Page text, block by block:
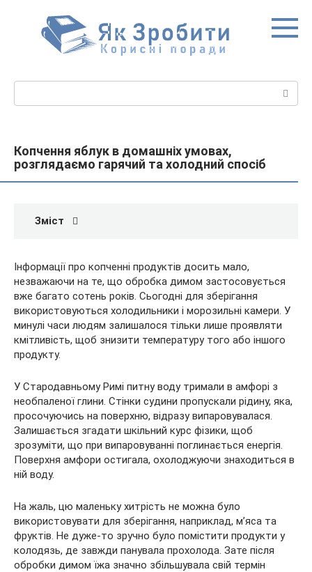
Копчення яблук в домашніх умовах,
розглядаємо гарячий та холодний спосіб
Зміст
Інформації про копченні продуктів досить мало,
незважаючи на те, що обробка димом застосовується
вже багато сотень років. Сьогодні для зберігання
використовуються холодильники і морозильні камери. У
минулі часи людям залишалося тільки лише проявляти
кмітливість, щоб знизити температуру того або іншого
продукту.
У Стародавньому Римі питну воду тримали в амфорі з
необпаленої глини. Стінки судини пропускали рідину, яка,
просочуючись на поверхню, відразу випаровувалася.
Залишається згадати шкільний курс фізики, щоб
зрозуміти, що при випаровуванні поглинається енергія.
Поверхня амфори остигала, охолоджуючи знаходиться в
ній воду.
На жаль, цю маленьку хитрість не можна було
використовувати для зберігання, наприклад, м’яса та
фруктів. Не дуже-то зручно було помістити продукти у
колодязь, де завжди панувала прохолода. Зате після
обробки димом їжа значно збільшувала свій термін